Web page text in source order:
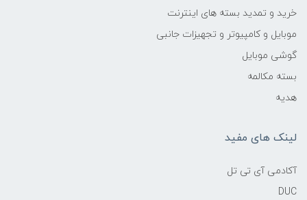
خرید و تمدید بسته های اینترنت
موبایل و کامپیوتر و تجهیزات جانبی
گوشی موبایل
بسته مکالمه
هدیه
لینک های مفید
آکادمی آی تی تل
DUC